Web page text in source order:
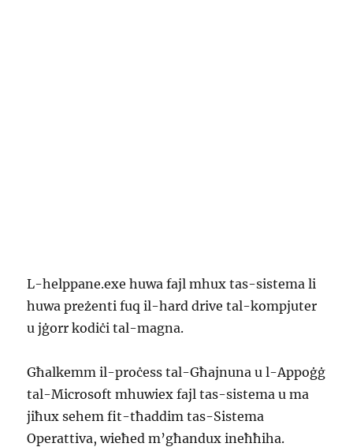
L-helppane.exe huwa fajl mhux tas-sistema li
huwa preżenti fuq il-hard drive tal-kompjuter
u jġorr kodiċi tal-magna.
Għalkemm il-proċess tal-Għajnuna u l-Appoġġ
tal-Microsoft mhuwiex fajl tas-sistema u ma
jiħux sehem fit-tħaddim tas-Sistema
Operattiva, wieħed m’għandux ineħħiha.